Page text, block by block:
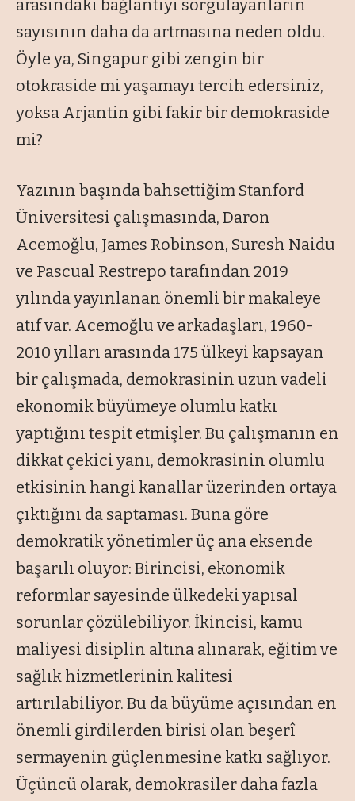
arasındaki bağlantıyı sorgulayanların
sayısının daha da artmasına neden oldu.
Öyle ya, Singapur gibi zengin bir
otokraside mi yaşamayı tercih edersiniz,
yoksa Arjantin gibi fakir bir demokraside
mi?
Yazının başında bahsettiğim Stanford
Üniversitesi çalışmasında, Daron
Acemoğlu, James Robinson, Suresh Naidu
ve Pascual Restrepo tarafından 2019
yılında yayınlanan önemli bir makaleye
atıf var. Acemoğlu ve arkadaşları, 1960-
2010 yılları arasında 175 ülkeyi kapsayan
bir çalışmada, demokrasinin uzun vadeli
ekonomik büyümeye olumlu katkı
yaptığını tespit etmişler. Bu çalışmanın en
dikkat çekici yanı, demokrasinin olumlu
etkisinin hangi kanallar üzerinden ortaya
çıktığını da saptaması. Buna göre
demokratik yönetimler üç ana eksende
başarılı oluyor: Birincisi, ekonomik
reformlar sayesinde ülkedeki yapısal
sorunlar çözülebiliyor. İkincisi, kamu
maliyesi disiplin altına alınarak, eğitim ve
sağlık hizmetlerinin kalitesi
artırılabiliyor. Bu da büyüme açısından en
önemli girdilerden birisi olan beşerî
sermayenin güçlenmesine katkı sağlıyor.
Üçüncü olarak, demokrasiler daha fazla